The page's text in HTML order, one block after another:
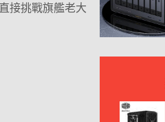
接挑戰旗艦老大